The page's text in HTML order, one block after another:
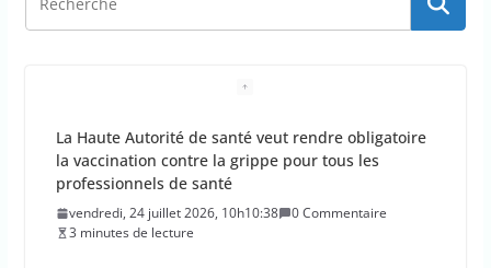
La Haute Autorité de santé veut rendre obligatoire
la vaccination contre la grippe pour tous les
professionnels de santé
vendredi, 24 juillet 2026, 10h10:38
0 Commentaire
3 minutes de lecture